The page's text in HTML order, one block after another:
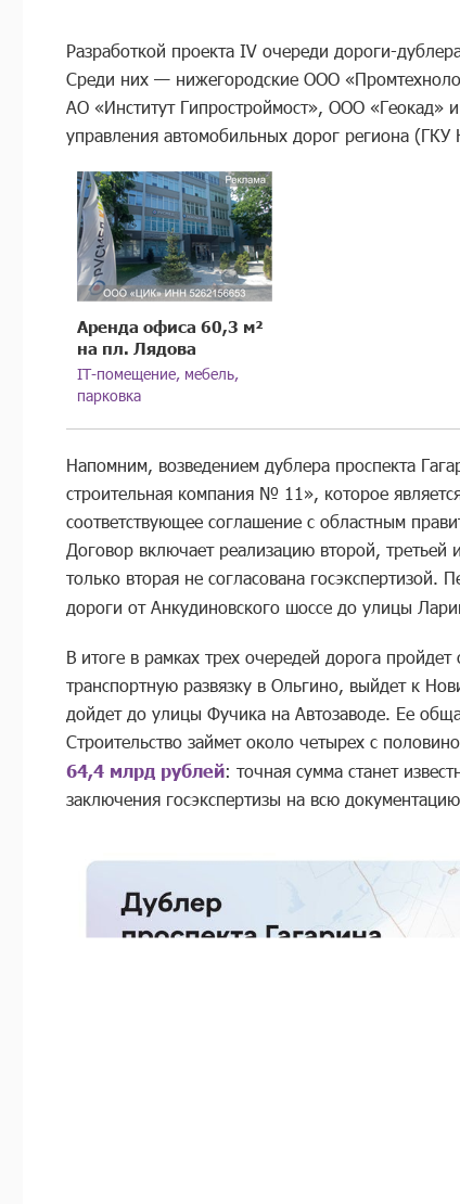
Разработкой проекта IV очереди дороги-
Среди них — нижегородские ООО
АО «Институт Гипростроймост», ООО «Геокад»
управления автомобильных дорог региона
Аренда офиса 60,3 м²
на пл. Лядова
IT-помещение, мебель,
парковка
Напомним, возведением дублера проспекта
строительная компания № 11», которое
соответствующее соглашение с областным
Договор включает реализацию второй,
только вторая не согласована госэкспертизой.
дороги от Анкудиновского шоссе до улицы
В итоге в рамках трех очередей дорога
транспортную развязку в Ольгино, выйдет к
дойдет до улицы Фучика на Автозаводе. Ее
Строительство займет около четырех с
64,4 млрд рублей: точная сумма станет
заключения госэкспертизы на всю